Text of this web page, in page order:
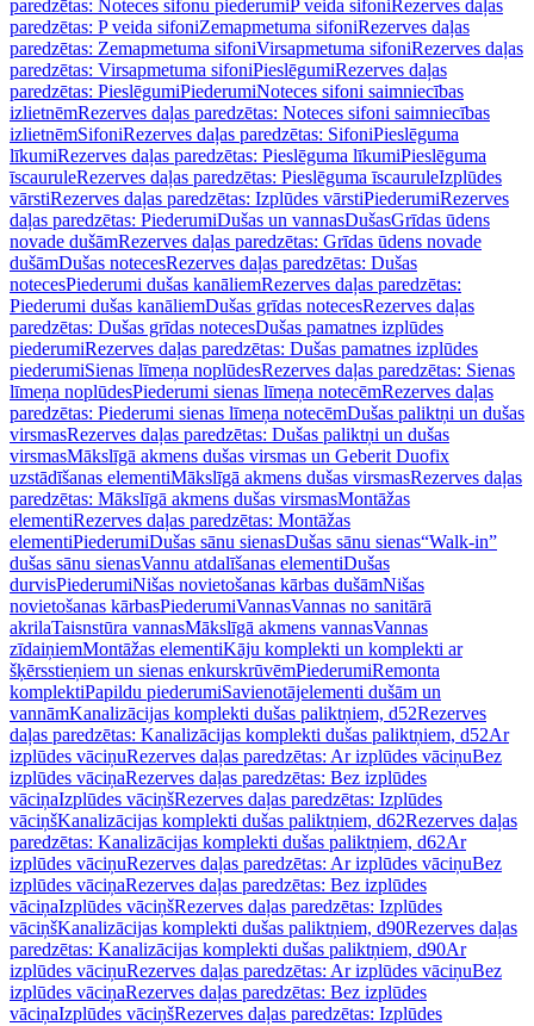
paredzētas: Noteces sifonu piederumiP veida sifoniRezerves daļas
paredzētas: P veida sifoniZemapmetuma sifoniRezerves daļas
paredzētas: Zemapmetuma sifoniVirsapmetuma sifoniRezerves daļas
paredzētas: Virsapmetuma sifoniPieslēgumiRezerves daļas
paredzētas: PieslēgumiPiederumiNoteces sifoni saimniecības
izlietnēmRezerves daļas paredzētas: Noteces sifoni saimniecības
izlietnēmSifoniRezerves daļas paredzētas: SifoniPieslēguma
līkumiRezerves daļas paredzētas: Pieslēguma līkumiPieslēguma
īscauruleRezerves daļas paredzētas: Pieslēguma īscauruleIzplūdes
vārstiRezerves daļas paredzētas: Izplūdes vārstiPiederumiRezerves
daļas paredzētas: PiederumiDušas un vannasDušasGrīdas ūdens
novade dušāmRezerves daļas paredzētas: Grīdas ūdens novade
dušāmDušas notecesRezerves daļas paredzētas: Dušas
notecesPiederumi dušas kanāliemRezerves daļas paredzētas:
Piederumi dušas kanāliemDušas grīdas notecesRezerves daļas
paredzētas: Dušas grīdas notecesDušas pamatnes izplūdes
piederumiRezerves daļas paredzētas: Dušas pamatnes izplūdes
piederumiSienas līmeņa noplūdesRezerves daļas paredzētas: Sienas
līmeņa noplūdesPiederumi sienas līmeņa notecēmRezerves daļas
paredzētas: Piederumi sienas līmeņa notecēmDušas paliktņi un dušas
virsmasRezerves daļas paredzētas: Dušas paliktņi un dušas
virsmasMākslīgā akmens dušas virsmas un Geberit Duofix
uzstādīšanas elementiMākslīgā akmens dušas virsmasRezerves daļas
paredzētas: Mākslīgā akmens dušas virsmasMontāžas
elementiRezerves daļas paredzētas: Montāžas
elementiPiederumiDušas sānu sienasDušas sānu sienas“Walk-in”
dušas sānu sienasVannu atdalīšanas elementiDušas
durvisPiederumiNišas novietošanas kārbas dušāmNišas
novietošanas kārbasPiederumiVannasVannas no sanitārā
akrilaTaisnstūra vannasMākslīgā akmens vannasVannas
zīdaiņiemMontāžas elementiKāju komplekti un komplekti ar
šķērsstieņiem un sienas enkurskrūvēmPiederumiRemonta
komplektiPapildu piederumiSavienotājelementi dušām un
vannāmKanalizācijas komplekti dušas paliktņiem, d52Rezerves
daļas paredzētas: Kanalizācijas komplekti dušas paliktņiem, d52Ar
izplūdes vāciņuRezerves daļas paredzētas: Ar izplūdes vāciņuBez
izplūdes vāciņaRezerves daļas paredzētas: Bez izplūdes
vāciņaIzplūdes vāciņšRezerves daļas paredzētas: Izplūdes
vāciņšKanalizācijas komplekti dušas paliktņiem, d62Rezerves daļas
paredzētas: Kanalizācijas komplekti dušas paliktņiem, d62Ar
izplūdes vāciņuRezerves daļas paredzētas: Ar izplūdes vāciņuBez
izplūdes vāciņaRezerves daļas paredzētas: Bez izplūdes
vāciņaIzplūdes vāciņšRezerves daļas paredzētas: Izplūdes
vāciņšKanalizācijas komplekti dušas paliktņiem, d90Rezerves daļas
paredzētas: Kanalizācijas komplekti dušas paliktņiem, d90Ar
izplūdes vāciņuRezerves daļas paredzētas: Ar izplūdes vāciņuBez
izplūdes vāciņaRezerves daļas paredzētas: Bez izplūdes
vāciņaIzplūdes vāciņšRezerves daļas paredzētas: Izplūdes